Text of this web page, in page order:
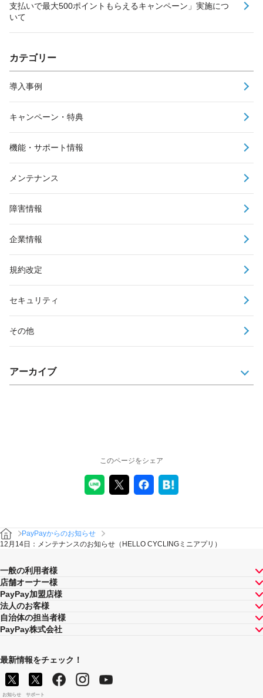
支払いで最大500ポイントもらえるキャンペーン」実施につ
いて
カテゴリー
導入事例
キャンペーン・特典
機能・サポート情報
メンテナンス
障害情報
企業情報
規約改定
セキュリティ
その他
アーカイブ
このページをシェア
PayPayからのお知らせ
12月14日：メンテナンスのお知らせ（HELLO CYCLINGミニアプリ）
一般の利用者様
店舗オーナー様
PayPay加盟店様
法人のお客様
自治体の担当者様
PayPay株式会社
最新情報をチェック！
お知らせ サポート